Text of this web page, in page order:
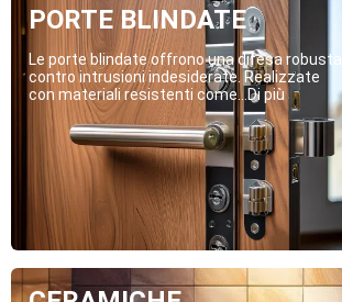
PORTE BLINDATE
Le porte blindate offrono una difesa robusta
contro intrusioni indesiderate. Realizzate
con materiali resistenti come...Di più